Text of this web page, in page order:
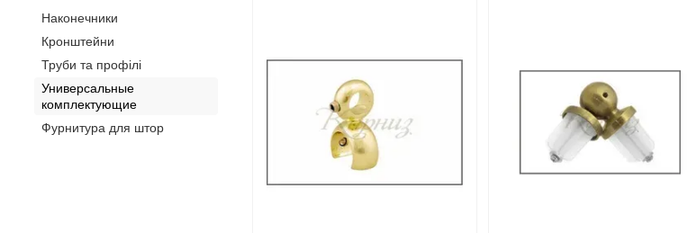
Наконечники
Кронштейни
Труби та профілі
Универсальные
комплектующие
Фурнитура для штор